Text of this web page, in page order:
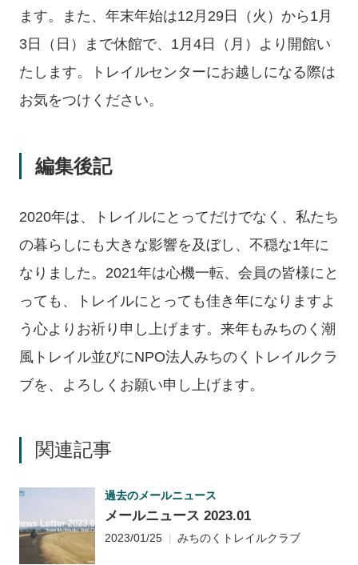
ます。また、年末年始は12月29日（火）から1月
3日（日）まで休館で、1月4日（月）より開館い
たします。トレイルセンターにお越しになる際は
お気をつけください。
編集後記
2020年は、トレイルにとってだけでなく、私たち
の暮らしにも大きな影響を及ぼし、不穏な1年に
なりました。2021年は心機一転、会員の皆様にと
っても、トレイルにとっても佳き年になりますよ
う心よりお祈り申し上げます。来年もみちのく潮
風トレイル並びにNPO法人みちのくトレイルクラ
ブを、よろしくお願い申し上げます。
関連記事
過去のメールニュース
メールニュース 2023.01
2023/01/25 みちのくトレイルクラブ